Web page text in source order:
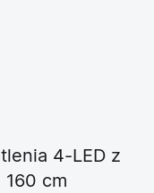
4-LED z
160 cm